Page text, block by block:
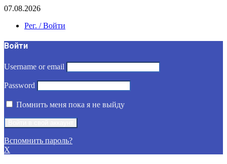
07.08.2026
Рег. / Войти
Войти
Username or email
Password
Помнить меня пока я не выйду
Вспомнить пароль?
X